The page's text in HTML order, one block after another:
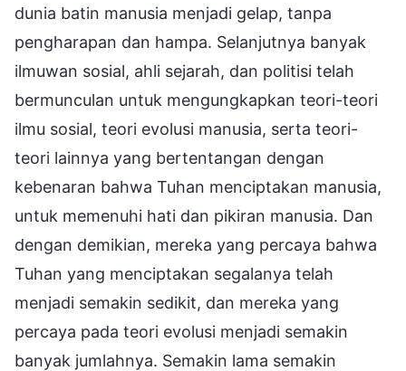
dunia batin manusia menjadi gelap, tanpa
pengharapan dan hampa. Selanjutnya banyak
ilmuwan sosial, ahli sejarah, dan politisi telah
bermunculan untuk mengungkapkan teori-teori
ilmu sosial, teori evolusi manusia, serta teori-
teori lainnya yang bertentangan dengan
kebenaran bahwa Tuhan menciptakan manusia,
untuk memenuhi hati dan pikiran manusia. Dan
dengan demikian, mereka yang percaya bahwa
Tuhan yang menciptakan segalanya telah
menjadi semakin sedikit, dan mereka yang
percaya pada teori evolusi menjadi semakin
banyak jumlahnya. Semakin lama semakin